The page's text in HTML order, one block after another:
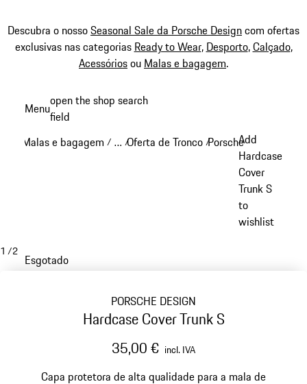
Descubra o nossoSeasonal Sale da Porsche Designcom ofertas
exclusivas nas categorias Ready to Wear, Desporto,Calçado,
Acessóriosou Malas e bagagem.
conteúdo
Menuopen the shop search
field
Malas e bagagem / …
Reveal collapsed breadcrumb items
/Oferta de Tronco /Porsche Design
Add
Hardcase
Cover
Trunk S
to
wishlist
1 /2
Esgotado
PORSCHE DESIGN
Hardcase Cover Trunk S
35,00 € incl. IVA
Capa protetora de alta qualidade para a mala de